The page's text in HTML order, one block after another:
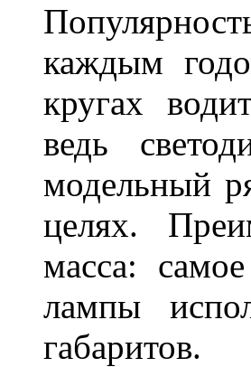
каждым
кругах
ведь
модельный
целях.
масса:
лампы
габаритов.